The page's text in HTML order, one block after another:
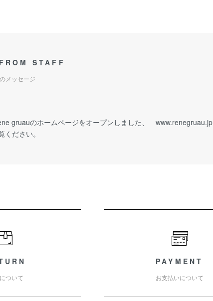
STAFF
メッセージ
gruauのホームページをオープンしました、 www.renegruau.jp
ださい。
ついて
PAYMENT
お支払いについて